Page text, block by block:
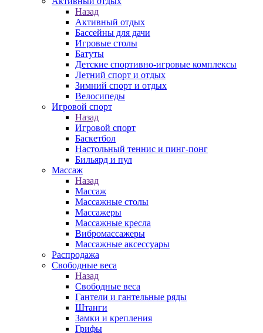
Назад
Активный отдых
Бассейны для дачи
Игровые столы
Батуты
Детские спортивно-игровые комплексы
Летний спорт и отдых
Зимний спорт и отдых
Велосипеды
Игровой спорт
Назад
Игровой спорт
Баскетбол
Настольный теннис и пинг-понг
Бильярд и пул
Массаж
Назад
Массаж
Массажные столы
Массажеры
Массажные кресла
Вибромассажеры
Массажные аксессуары
Распродажа
Свободные веса
Назад
Свободные веса
Гантели и гантельные ряды
Штанги
Замки и крепления
Грифы